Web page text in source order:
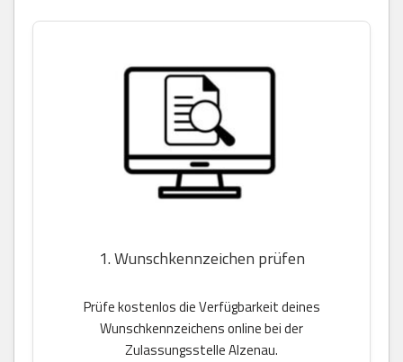
1. Wunschkennzeichen prüfen
Prüfe kostenlos die Verfügbarkeit deines
Wunschkennzeichens online bei der
Zulassungsstelle Alzenau.